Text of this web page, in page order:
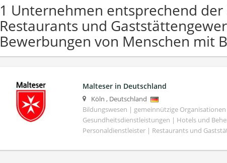
1 Unternehmen entsprechend
Restaurants und
Bewerbungen von Menschen mit
Malteser in Deutschland
Köln , Deutschland
Bildungswesen | gemeinnützige Organisationen
Gesundheitsdienstleistungen | Hotels und
Personaldienstleister | Restaurants und